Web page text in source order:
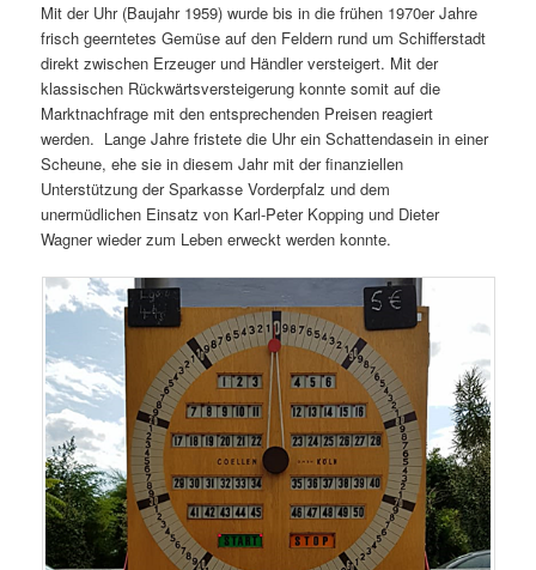
Mit der Uhr (Baujahr 1959) wurde bis in die frühen 1970er Jahre
frisch geerntetes Gemüse auf den Feldern rund um Schifferstadt
direkt zwischen Erzeuger und Händler versteigert. Mit der
klassischen Rückwärtsversteigerung konnte somit auf die
Marktnachfrage mit den entsprechenden Preisen reagiert
werden. Lange Jahre fristete die Uhr ein Schattendasein in einer
Scheune, ehe sie in diesem Jahr mit der finanziellen
Unterstützung der Sparkasse Vorderpfalz und dem
unermüdlichen Einsatz von Karl-Peter Kopping und Dieter
Wagner wieder zum Leben erweckt werden konnte.